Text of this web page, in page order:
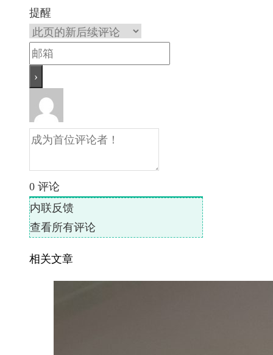
提醒
0 评论
内联反馈
查看所有评论
相关文章